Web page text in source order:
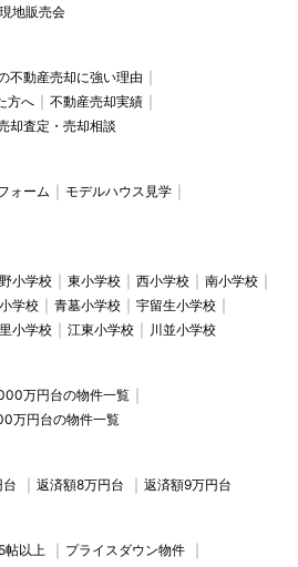
現地販売会
不動産売却に強い理由
方へ
不動産売却実績
却査定・売却相談
ォーム
モデルハウス見学
小学校 東小学校 西小学校
南小学校
学校 青墓小学校
宇留生小学校
小学校 江東小学校 川並小学校
万円台の物件一覧
万円台の物件一覧
返済額8万円台 返済額9万円台
帖以上
プライスダウン物件